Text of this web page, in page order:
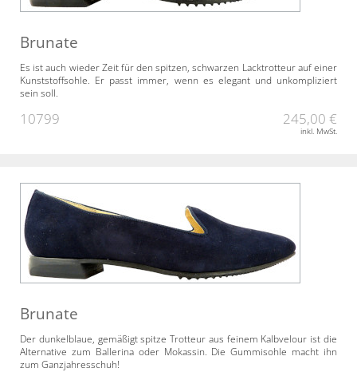
Brunate
Es ist auch wieder Zeit für den spitzen, schwarzen Lacktrotteur auf einer
Kunststoffsohle. Er passt immer, wenn es elegant und unkompliziert
sein soll.
10799 245,00 €
inkl. MwSt.
Brunate
Der dunkelblaue, gemäßigt spitze Trotteur aus feinem Kalbvelour ist die
Alternative zum Ballerina oder Mokassin. Die Gummisohle macht ihn
zum Ganzjahresschuh!